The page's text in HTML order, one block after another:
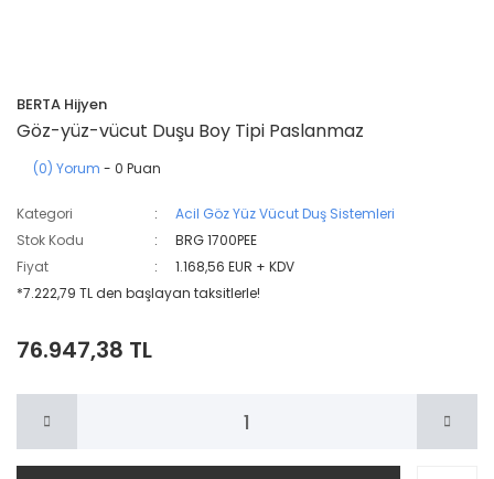
BERTA Hijyen
Göz-yüz-vücut Duşu Boy Tipi Paslanmaz
(0) Yorum - 0 Puan
Kategori
Acil Göz Yüz Vücut Duş Sistemleri
Stok Kodu
BRG 1700PEE
Fiyat
1.168,56 EUR + KDV
*7.222,79 TL den başlayan taksitlerle!
76.947,38 TL